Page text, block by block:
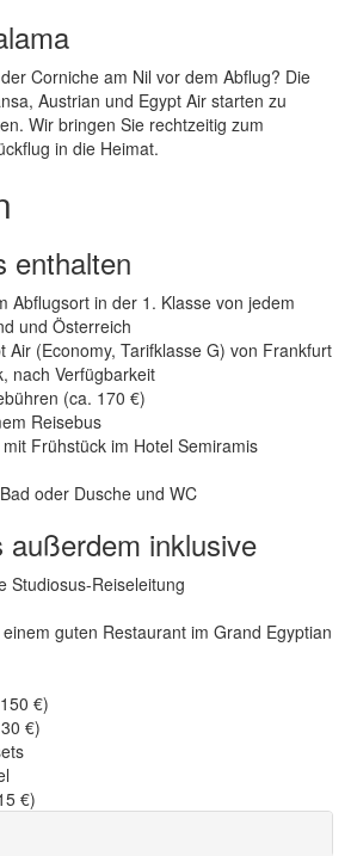
Corniche am Nil vor dem Abflug? Die
Austrian und Egypt Air starten zu
Wir bringen Sie rechtzeitig zum
in die Heimat.
enthalten
Abflugsort in der 1. Klasse von jedem
und Österreich
Air (Economy, Tarifklasse G) von Frankfurt
nach Verfügbarkeit
(ca. 170 €)
Reisebus
Frühstück im Hotel Semiramis
oder Dusche und WC
außerdem inklusive
Studiosus-Reiseleitung
guten Restaurant im Grand Egyptian
€)
€)
€)